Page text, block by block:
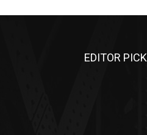
EDITOR